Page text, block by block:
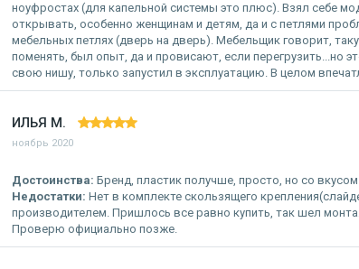
ноуфростах (для капельной системы это плюс). Взял себе
открывать, особенно женщинам и детям, да и с петлями
мебельных петлях (дверь на дверь). Мебельщик говорит,
поменять, был опыт, да и провисают, если перегрузить...но
свою нишу, только запустил в эксплуатацию. В целом
ИЛЬЯ М.
ноябрь 2020
Достоинства: Бренд, пластик получше, просто, но со вкусом.
Недостатки: Нет в комплекте скользящего
производителем. Пришлось все равно купить, так шел
Проверю официально позже.